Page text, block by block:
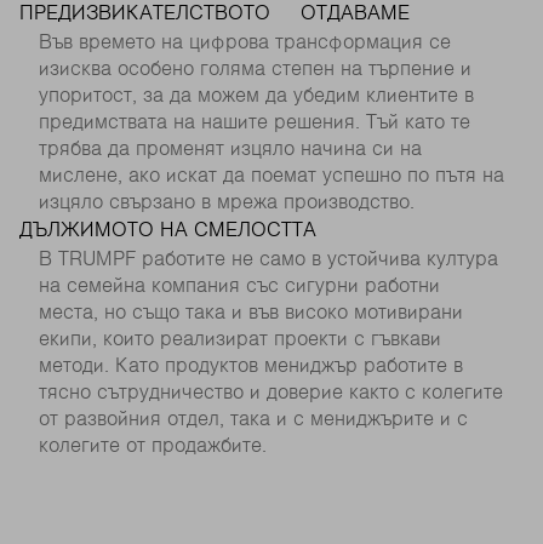
ПРЕДИЗВИКАТЕЛСТВОТО
Във времето на цифрова трансформация се
изисква особено голяма степен на търпение и
упоритост, за да можем да убедим клиентите в
предимствата на нашите решения. Тъй като те
трябва да променят изцяло начина си на
мислене, ако искат да поемат успешно по пътя на
изцяло свързано в мрежа производство.
ОТДАВАМЕ
ДЪЛЖИМОТО НА СМЕЛОСТТА
В TRUMPF работите не само в устойчива култура
на семейна компания със сигурни работни
места, но също така и във високо мотивирани
екипи, които реализират проекти с гъвкави
методи. Като продуктов мениджър работите в
тясно сътрудничество и доверие както с колегите
от развойния отдел, така и с мениджърите и с
колегите от продажбите.